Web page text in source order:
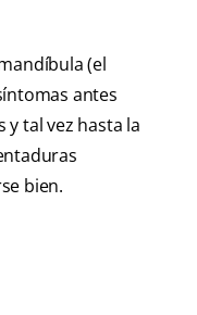
(el
antes
tal vez hasta la
bien.